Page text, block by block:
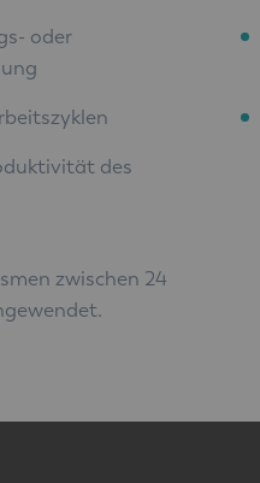
oder
des
zwischen 24